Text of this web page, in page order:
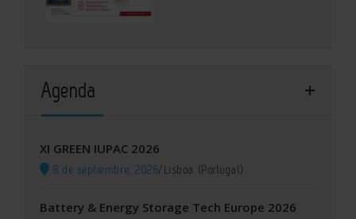
Agenda
XI GREEN IUPAC 2026
8 de septiembre, 2026/Lisboa (Portugal)
Battery & Energy Storage Tech Europe 2026